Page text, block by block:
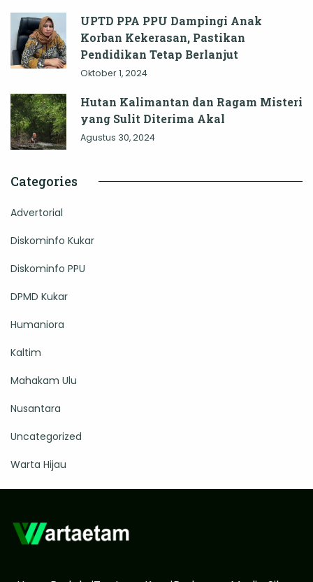
UPTD PPA PPU Dampingi Anak
Korban Kekerasan, Pastikan
Pendidikan Tetap Berlanjut
Oktober 1, 2024
Hutan Kalimantan dan Ragam Misteri
yang Sulit Diterima Akal
Agustus 30, 2024
Categories
Advertorial
Diskominfo Kukar
Diskominfo PPU
DPMD Kukar
Humaniora
Kaltim
Mahakam Ulu
Nusantara
Uncategorized
Warta Hijau